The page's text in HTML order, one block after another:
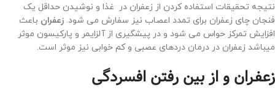
نتیجه تحقیقات استفاده کردن از زعفران در غذا و نوشیدن حداقل یک
فنجان چای زعفران برای تمدد اعصاب نیز سفارش می شود. زعفران باعث
افزایش تمرکز حواس می شود و در پیشگیری از آلزایمر و پارکیسون موثر
میباشد زعفران در درمان دردهای عصبی و کم خوابی نیز موثر است.
زعفران و از بین رفتن افسردگی